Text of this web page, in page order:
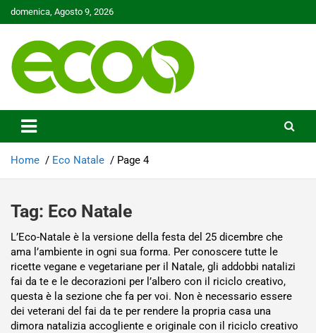
Skip
to
domenica, Agosto 9, 2026
Ecoo.it
Home Eco Natale Page 4
Tag: Eco Natale
L’Eco-Natale è la versione della festa del 25 dicembre che
ama l’ambiente in ogni sua forma. Per conoscere tutte le
ricette vegane e vegetariane per il Natale, gli addobbi natalizi
fai da te e le decorazioni per l’albero con il riciclo creativo,
questa è la sezione che fa per voi. Non è necessario essere
dei veterani del fai da te per rendere la propria casa una
dimora natalizia accogliente e originale con il riciclo creativo